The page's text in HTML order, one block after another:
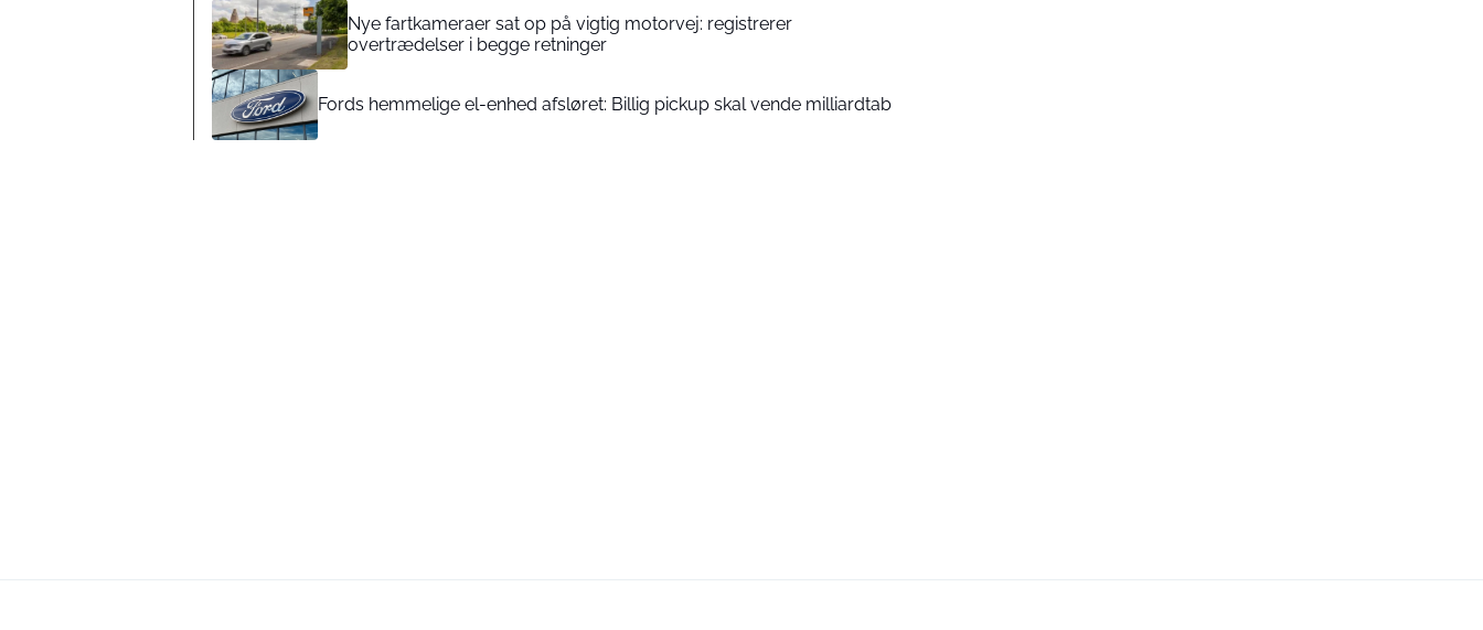
Nye fartkameraer sat op på vigtig motorvej: registrerer
overtrædelser i begge retninger
Fords hemmelige el-enhed afsløret: Billig pickup skal vende milliardtab